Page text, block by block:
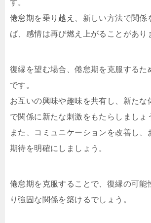
す。
倦怠期を乗り越え、新しい方法で関係
ば、感情は再び燃え上がることがあり
復縁を望む場合、倦怠期を克服するた
です。
お互いの興味や趣味を共有し、新たな
で関係に新たな刺激をもたらしましょ
また、コミュニケーションを改善し、
期待を明確にしましょう。
倦怠期を克服することで、復縁の可能
り強固な関係を築けるでしょう。